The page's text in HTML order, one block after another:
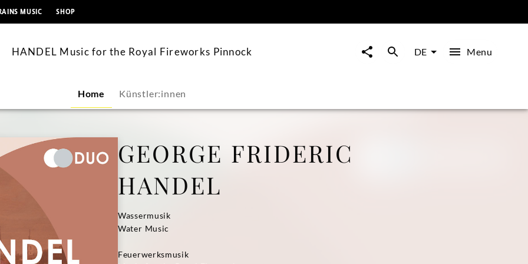
MUSIC SHOP
HANDEL Music for the Royal Fireworks Pinnock DE Menu
Home Künstler:innen
GEORGE FRIDERIC
HANDEL
Wassermusik
Water Music
Feuerwerksmusik